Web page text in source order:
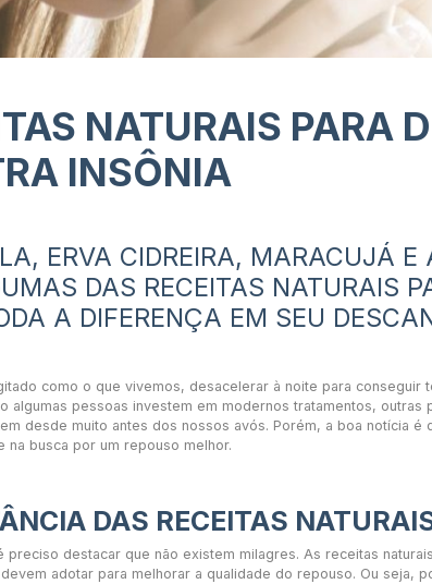
NATURAIS PARA
INSÔNIA
ERVA CIDREIRA, MARACUJÁ E
DAS RECEITAS NATURAIS
A DIFERENÇA EM SEU
como o que vivemos, desacelerar à noite para
algumas pessoas investem em modernos tratamentos,
desde muito antes dos nossos avós. Porém, a boa notícia
na busca por um repouso melhor.
DAS RECEITAS
preciso destacar que não existem milagres. As receitas
adotar para melhorar a qualidade do repouso. Ou seja,